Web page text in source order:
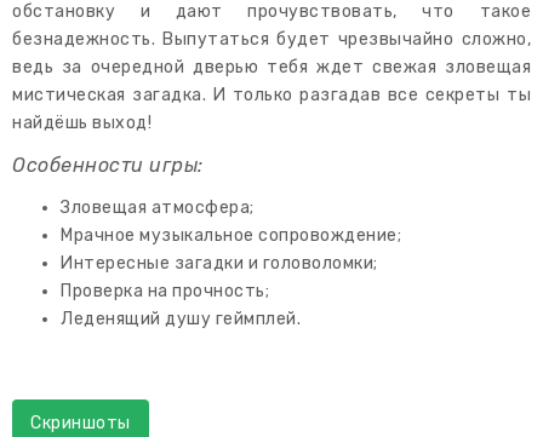
обстановку и дают прочувствовать, что такое
безнадежность. Выпутаться будет чрезвычайно сложно,
ведь за очередной дверью тебя ждет свежая зловещая
мистическая загадка. И только разгадав все секреты ты
найдёшь выход!
Особенности игры:
Зловещая атмосфера;
Мрачное музыкальное сопровождение;
Интересные загадки и головоломки;
Проверка на прочность;
Леденящий душу геймплей.
Скриншоты